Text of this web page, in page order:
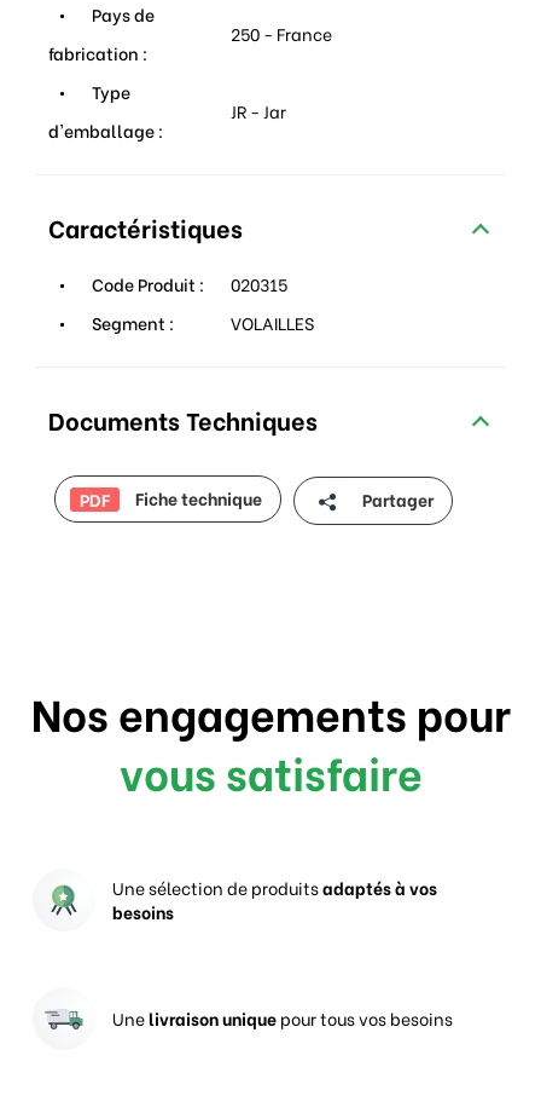
Pays de
fabrication :
250 - France
Type
d'emballage :
JR - Jar
Caractéristiques
Code Produit :
020315
Segment :
VOLAILLES
Documents Techniques
PDF Fiche technique Partager
Nos engagements pour
vous satisfaire
Une sélection de produitsadaptés à vos
besoins
Unelivraison uniquepour tous vos besoins